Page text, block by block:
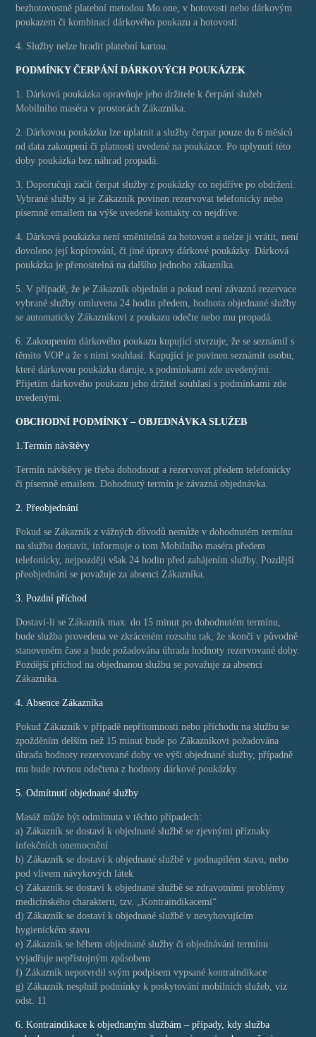
bezhotovostně platební metodou Mo.one, v hotovosti nebo dárkovým
poukazem či kombinací dárkového poukazu a hotovosti.
4. Služby nelze hradit platební kartou.
PODMÍNKY ČERPÁNÍ DÁRKOVÝCH POUKÁZEK
1. Dárková poukázka opravňuje jeho držitele k čerpání služeb
Mobilního maséra v prostorách Zákazníka.
2. Dárkovou poukázku lze uplatnit a služby čerpat pouze do 6 měsíců
od data zakoupení či platnosti uvedené na poukázce. Po uplynutí této
doby poukázka bez náhrad propadá.
3. Doporučuji začít čerpat služby z poukázky co nejdříve po obdržení.
Vybrané služby si je Zákazník povinen rezervovat telefonicky nebo
písemně emailem na výše uvedené kontakty co nejdříve.
4. Dárková poukázka není směnitelná za hotovost a nelze ji vrátit, není
dovoleno její kopírování, či jiné úpravy dárkové poukázky. Dárková
poukázka je přenositelná na dalšího jednoho zákazníka.
5. V případě, že je Zákazník objednán a pokud není závazná rezervace
vybrané služby omluvena 24 hodin předem, hodnota objednané služby
se automaticky Zákazníkovi z poukazu odečte nebo mu propadá.
6. Zakoupením dárkového poukazu kupující stvrzuje, že se seznámil s
těmito VOP a že s nimi souhlasí. Kupující je povinen seznámit osobu,
které dárkovou poukázku daruje, s podmínkami zde uvedenými.
Přijetím dárkového poukazu jeho držitel souhlasí s podmínkami zde
uvedenými.
OBCHODNÍ PODMÍNKY – OBJEDNÁVKA SLUŽEB
1.Termín návštěvy
Termín návštěvy je třeba dohodnout a rezervovat předem telefonicky
či písemně emailem. Dohodnutý termín je závazná objednávka.
2. Přeobjednání
Pokud se Zákazník z vážných důvodů nemůže v dohodnutém termínu
na službu dostavit, informuje o tom Mobilního maséra předem
telefonicky, nejpozději však 24 hodin před zahájením služby. Pozdější
přeobjednání se považuje za absenci Zákazníka.
3. Pozdní příchod
Dostaví-li se Zákazník max. do 15 minut po dohodnutém termínu,
bude služba provedena ve zkráceném rozsahu tak, že skončí v původně
stanoveném čase a bude požadována úhrada hodnoty rezervované doby.
Pozdější příchod na objednanou službu se považuje za absenci
Zákazníka.
4. Absence Zákazníka
Pokud Zákazník v případě nepřítomnosti nebo příchodu na službu se
zpožděním delším než 15 minut bude po Zákazníkovi požadována
úhrada hodnoty rezervované doby ve výši objednané služby, případně
mu bude rovnou odečtena z hodnoty dárkové poukázky.
5. Odmítnutí objednané služby
Masáž může být odmítnuta v těchto případech:
a) Zákazník se dostaví k objednané službě se zjevnými příznaky
infekčních onemocnění
b) Zákazník se dostaví k objednané službě v podnapilém stavu, nebo
pod vlivem návykových látek
c) Zákazník se dostaví k objednané službě se zdravotními problémy
medicínského charakteru, tzv. „Kontraindikacemi“
d) Zákazník se dostaví k objednané službě v nevyhovujícím
hygienickém stavu
e) Zákazník se během objednané služby či objednávání termínu
vyjadřuje nepřístojným způsobem
f) Zákazník nepotvrdil svým podpisem vypsané kontraindikace
g) Zákazník nesplnil podmínky k poskytování mobilních služeb, viz
odst. 11
6. Kontraindikace k objednaným službám – případy, kdy služba